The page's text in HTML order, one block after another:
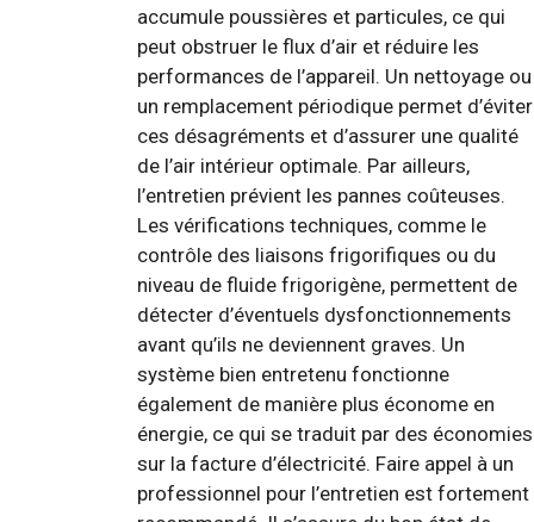
accumule poussières et particules, ce qui
peut obstruer le flux d’air et réduire les
performances de l’appareil. Un nettoyage ou
un remplacement périodique permet d’éviter
ces désagréments et d’assurer une qualité
de l’air intérieur optimale. Par ailleurs,
l’entretien prévient les pannes coûteuses.
Les vérifications techniques, comme le
contrôle des liaisons frigorifiques ou du
niveau de fluide frigorigène, permettent de
détecter d’éventuels dysfonctionnements
avant qu’ils ne deviennent graves. Un
système bien entretenu fonctionne
également de manière plus économe en
énergie, ce qui se traduit par des économies
sur la facture d’électricité. Faire appel à un
professionnel pour l’entretien est fortement